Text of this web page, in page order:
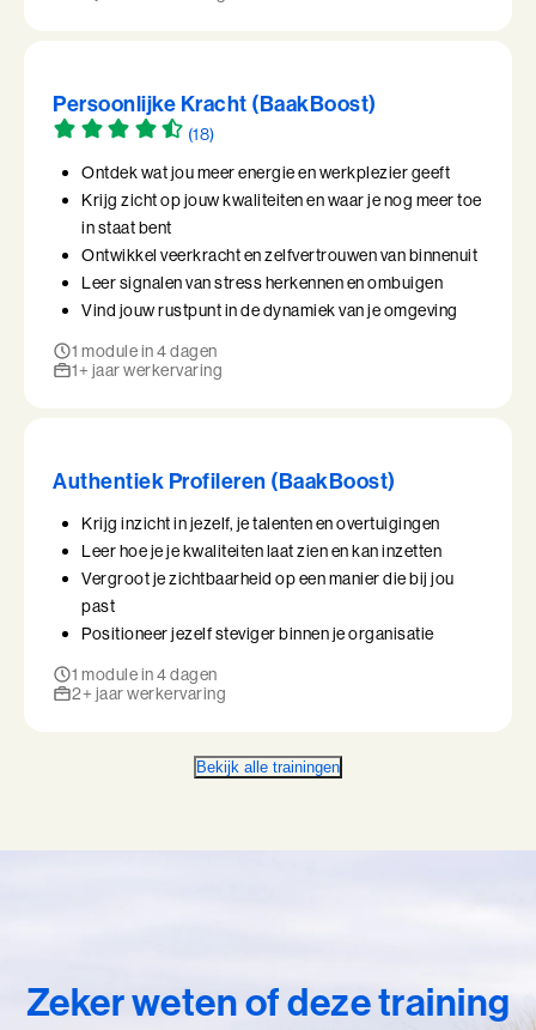
Persoonlijke Kracht (BaakBoost)
(18)
Ontdek wat jou meer energie en werkplezier geeft
Krijg zicht op jouw kwaliteiten en waar je nog meer toe
in staat bent
Ontwikkel veerkracht en zelfvertrouwen van binnenuit
Leer signalen van stress herkennen en ombuigen
Vind jouw rustpunt in de dynamiek van je omgeving
1 module in 4 dagen
1+ jaar werkervaring
Authentiek Profileren (BaakBoost)
Krijg inzicht in jezelf, je talenten en overtuigingen
Leer hoe je je kwaliteiten laat zien en kan inzetten
Vergroot je zichtbaarheid op een manier die bij jou
past
Positioneer jezelf steviger binnen je organisatie
1 module in 4 dagen
2+ jaar werkervaring
Bekijk alle trainingen
Zeker weten of deze training